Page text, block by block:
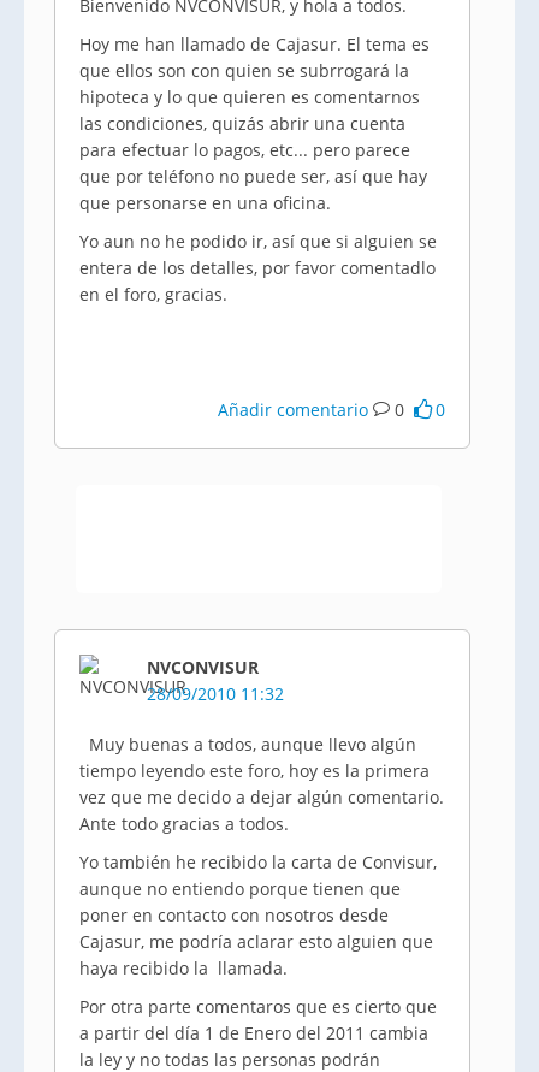
Bienvenido NVCONVISUR, y hola a todos.
Hoy me han llamado de Cajasur. El tema es
que ellos son con quien se subrrogará la
hipoteca y lo que quieren es comentarnos
las condiciones, quizás abrir una cuenta
para efectuar lo pagos, etc... pero parece
que por teléfono no puede ser, así que hay
que personarse en una oficina.
Yo aun no he podido ir, así que si alguien se
entera de los detalles, por favor comentadlo
en el foro, gracias.
Añadir comentario 0 0
NVCONVISUR
28/09/2010 11:32
Muy buenas a todos, aunque llevo algún
tiempo leyendo este foro, hoy es la primera
vez que me decido a dejar algún comentario.
Ante todo gracias a todos.
Yo también he recibido la carta de Convisur,
aunque no entiendo porque tienen que
poner en contacto con nosotros desde
Cajasur, me podría aclarar esto alguien que
haya recibido la llamada.
Por otra parte comentaros que es cierto que
a partir del día 1 de Enero del 2011 cambia
la ley y no todas las personas podrán